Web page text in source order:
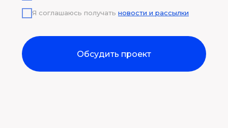
Я соглашаюсь получать новости и рассылки
Обсудить проект